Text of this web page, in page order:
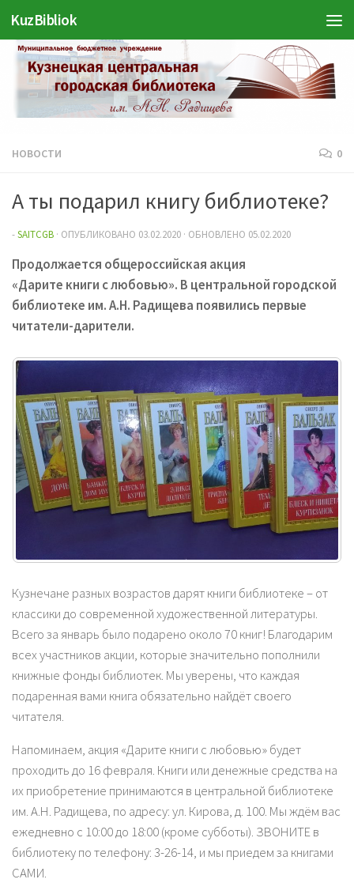
Перейти к содержимому
KuzBibliok
НОВОСТИ 0
А ты подарил книгу библиотеке?
-SAITCGB · ОПУБЛИКОВАНО 03.02.2020 · ОБНОВЛЕНО 05.02.2020
Продолжается общероссийская акция
«Дарите книги с любовью». В центральной городской
библиотеке им. А.Н. Радищева появились первые
читатели-дарители.
Кузнечане разных возрастов дарят книги библиотеке – от
классики до современной художественной литературы.
Всего за январь было подарено около 70 книг! Благодарим
всех участников акции, которые значительно пополнили
книжные фонды библиотек. Мы уверены, что каждая
подаренная вами книга обязательно найдёт своего
читателя.
Напоминаем, акция «Дарите книги с любовью» будет
проходить до 16 февраля. Книги или денежные средства на
их приобретение принимаются в центральной библиотеке
им. А.Н. Радищева, по адресу: ул. Кирова, д. 100. Мы ждём вас
ежедневно с 10:00 до 18:00 (кроме субботы). ЗВОНИТЕ в
библиотеку по телефону: 3-26-14, и мы приедем за книгами
САМИ.